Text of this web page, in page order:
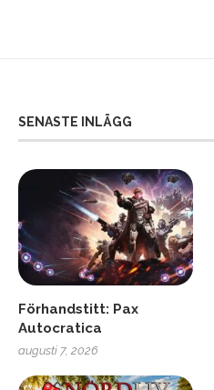
SENASTE INLÄGG
Förhandstitt: Pax
Autocratica
augusti 7, 2026